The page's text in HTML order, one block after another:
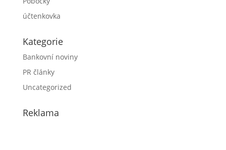
účtenkovka
Kategorie
Bankovní noviny
PR články
Uncategorized
Reklama